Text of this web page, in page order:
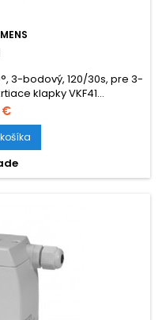
3-bodový, 120/30s, pre 3-
klapky VKF41…
€